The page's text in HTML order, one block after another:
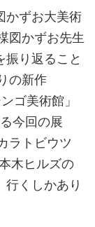
かずお大美術
図かずお先生
振り返ること
の新作
ゴ美術館」
今回の展
ラトビウツ
木ヒルズの
行くしかあり